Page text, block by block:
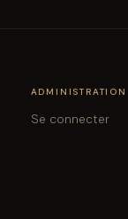
ADMINISTRATION
Se connecter